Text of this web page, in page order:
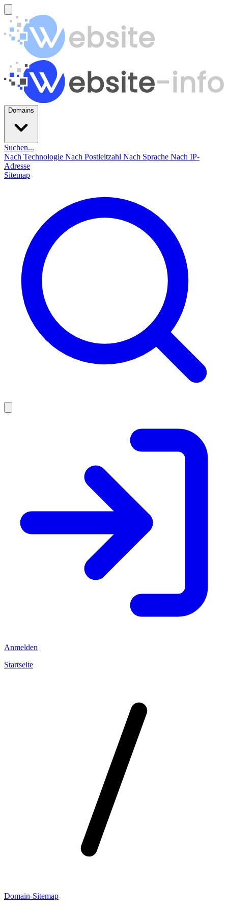
Domains
Suchen...
Nach Technologie Nach Postleitzahl Nach Sprache Nach IP-
Adresse
Sitemap
Anmelden
Startseite
Domain-Sitemap